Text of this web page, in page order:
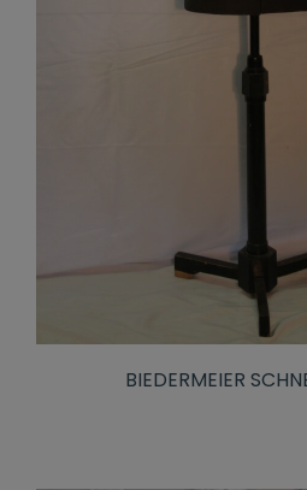
BIEDERMEIER